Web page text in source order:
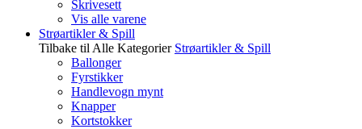
Skrivesett
Vis alle varene
Strøartikler & Spill
Tilbake til Alle Kategorier Strøartikler & Spill
Ballonger
Fyrstikker
Handlevogn mynt
Knapper
Kortstokker